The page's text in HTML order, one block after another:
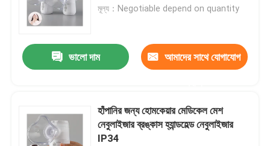
মূল্য：Negotiable depend on quantity
ভালো দাম আমাদের সাথে যোগাযোগ
হাঁপানির জন্য হোমকেয়ার মেডিকেল মেশ
নেবুলাইজার ব্রঙ্কাস হ্যান্ডহেল্ড নেবুলাইজার
IP34